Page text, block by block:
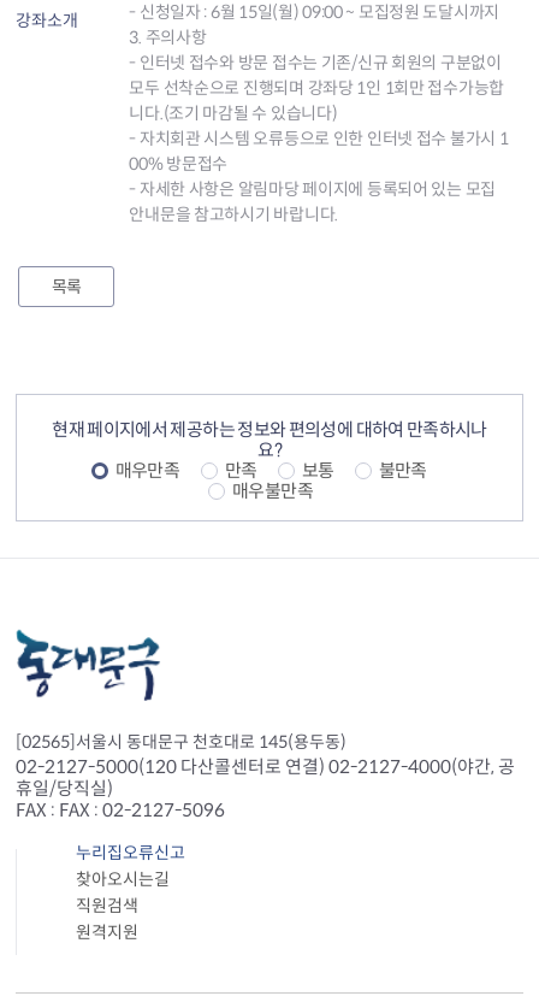
강좌소개
- 신청일자 : 6월 15일(월) 09:00 ~ 모집정원 도달시까지
3. 주의사항
- 인터넷 접수와 방문 접수는 기존/신규 회원의 구분없이
모두 선착순으로 진행되며 강좌당 1인 1회만 접수가능합
니다.(조기 마감될 수 있습니다)
- 자치회관 시스템 오류등으로 인한 인터넷 접수 불가시 1
00% 방문접수
- 자세한 사항은 알림마당 페이지에 등록되어 있는 모집
안내문을 참고하시기 바랍니다.
목록
현재 페이지에서 제공하는 정보와 편의성에 대하여 만족하시나
요?
매우만족
만족 보통
불만족
매우불만족
[02565]서울시 동대문구 천호대로 145(용두동)
02-2127-5000(120 다산콜센터로 연결) 02-2127-4000(야간, 공
휴일/당직실)
FAX : FAX : 02-2127-5096
누리집오류신고
찾아오시는길
직원검색
원격지원